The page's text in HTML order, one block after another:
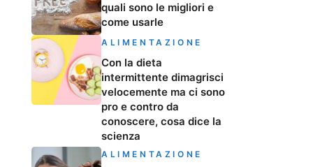
quali sono le migliori e
come usarle
ALIMENTAZIONE
Con la dieta
intermittente dimagrisci
velocemente ma ci sono
pro e contro da
conoscere, cosa dice la
scienza
ALIMENTAZIONE